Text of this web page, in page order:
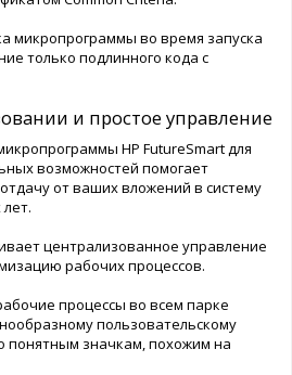
микропрограммы во время запуска
только подлинного кода с
и простое управление
HP FutureSmart для
возможностей помогает
от ваших вложений в систему
централизованное управление
рабочих процессов.
процессы во всем парке
пользовательскому
понятным значкам, похожим на